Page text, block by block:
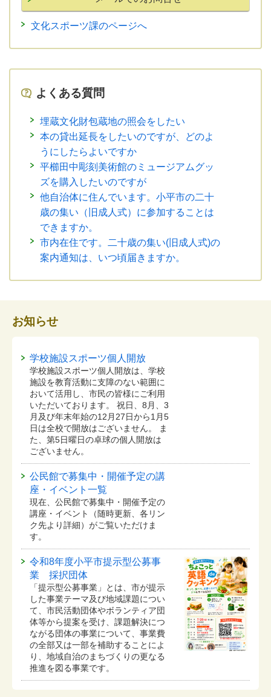
文化スポーツ課のページへ
よくある質問
埋蔵文化財包蔵地の照会をしたい
本の貸出延長をしたいのですが、どのよ
うにしたらよいですか
平櫛田中彫刻美術館のミュージアムグッ
ズを購入したいのですが
他自治体に住んでいます。小平市の二十
歳の集い（旧成人式）に参加することは
できますか。
市内在住です。二十歳の集い(旧成人式)の
案内通知は、いつ頃届きますか。
お知らせ
学校施設スポーツ個人開放
学校施設スポーツ個人開放は、学校
施設を教育活動に支障のない範囲に
おいて活用し、市民の皆様にご利用
いただいております。 祝日、8月、3
月及び年末年始の12月27日から1月5
日は全校で開放はございません。 ま
た、第5日曜日の卓球の個人開放は
ございません。
公民館で募集中・開催予定の講
座・イベント一覧
現在、公民館で募集中・開催予定の
講座・イベント（随時更新、各リン
ク先より詳細）がご覧いただけま
す。
令和8年度小平市提示型公募事
業 採択団体
「提示型公募事業」とは、市が提示
した事業テーマ及び地域課題につい
て、市民活動団体やボランティア団
体等から提案を受け、課題解決につ
ながる団体の事業について、事業費
の全部又は一部を補助することによ
り、地域自治のまちづくりの更なる
推進を図る事業です。